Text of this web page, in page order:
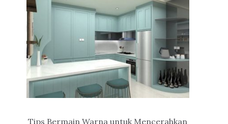
Tips Bermain Warna untuk Mencerahkan